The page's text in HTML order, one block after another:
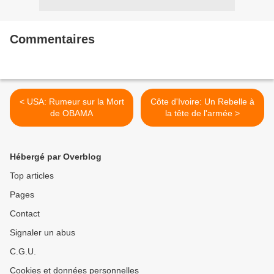
Commentaires
< USA: Rumeur sur la Mort
de OBAMA
Côte d'Ivoire: Un Rebelle à
la tête de l'armée >
Hébergé par Overblog
Top articles
Pages
Contact
Signaler un abus
C.G.U.
Cookies et données personnelles